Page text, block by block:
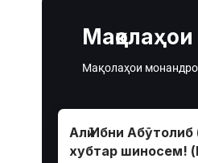
Мақолаҳои монандро
Алӣ Ибни Абӯтолиб
хубтар шиносем!